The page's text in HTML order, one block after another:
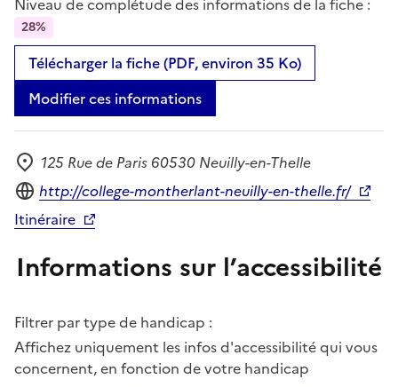
28%
Télécharger la fiche (PDF, environ 35 Ko)
Modifier ces informations
Adresse
125 Rue de Paris 60530 Neuilly-en-Thelle
Site internet
http://college-montherlant-neuilly-en-thelle.fr/
Itinéraire
Informations sur l’accessibilité
Filtrer par type de handicap :
Affichez uniquement les infos d'accessibilité qui vous
concernent, en fonction de votre handicap